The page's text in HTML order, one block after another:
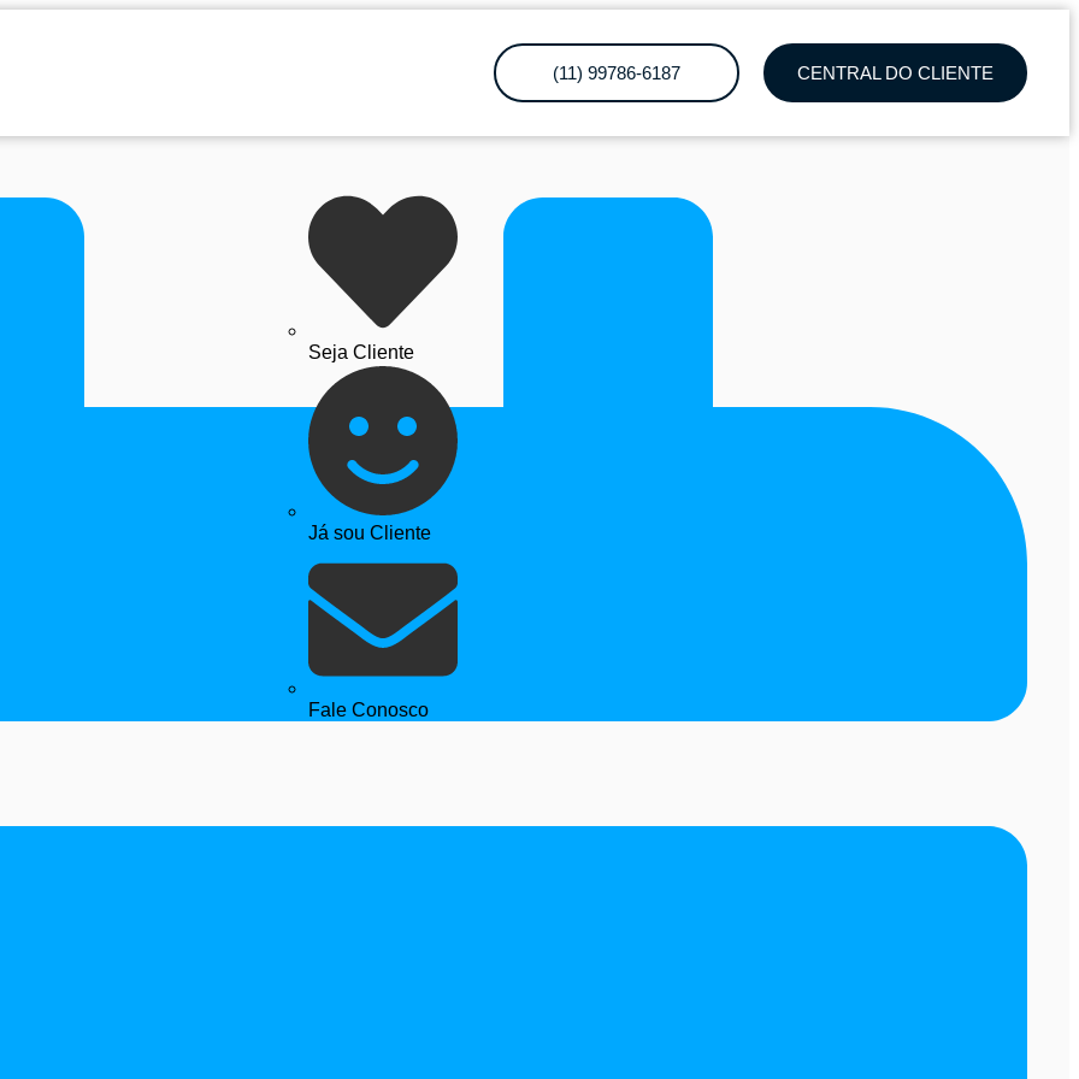
Seja Cliente
Já sou Cliente
Fale Conosco
(11) 99786-6187 CENTRAL DO CLIENTE